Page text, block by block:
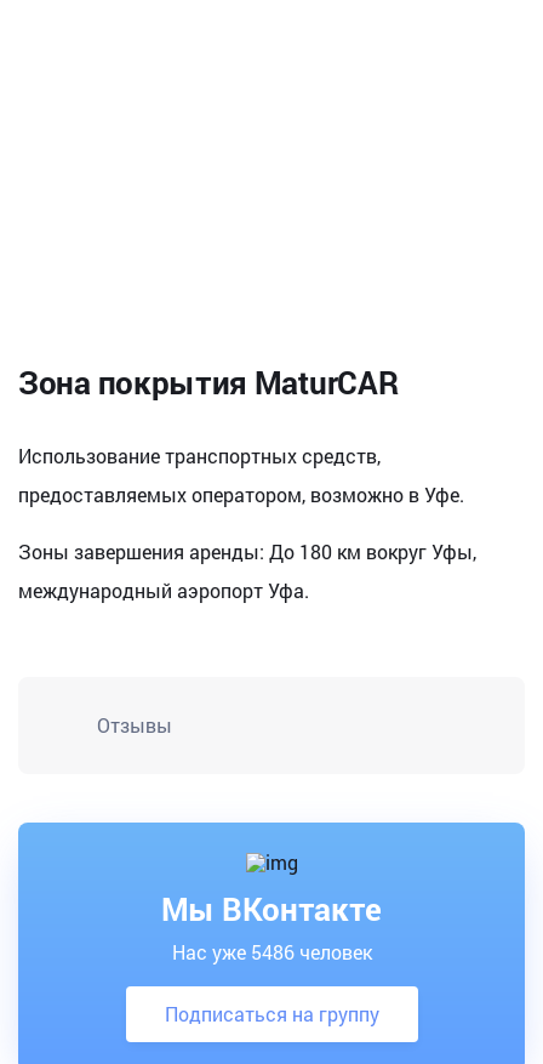
Зона покрытия MaturCAR
Использование транспортных средств,
предоставляемых оператором, возможно в Уфе.
Зоны завершения аренды: До 180 км вокруг Уфы,
международный аэропорт Уфа.
Отзывы
Мы ВКонтакте
Нас уже 5486 человек
Подписаться на группу